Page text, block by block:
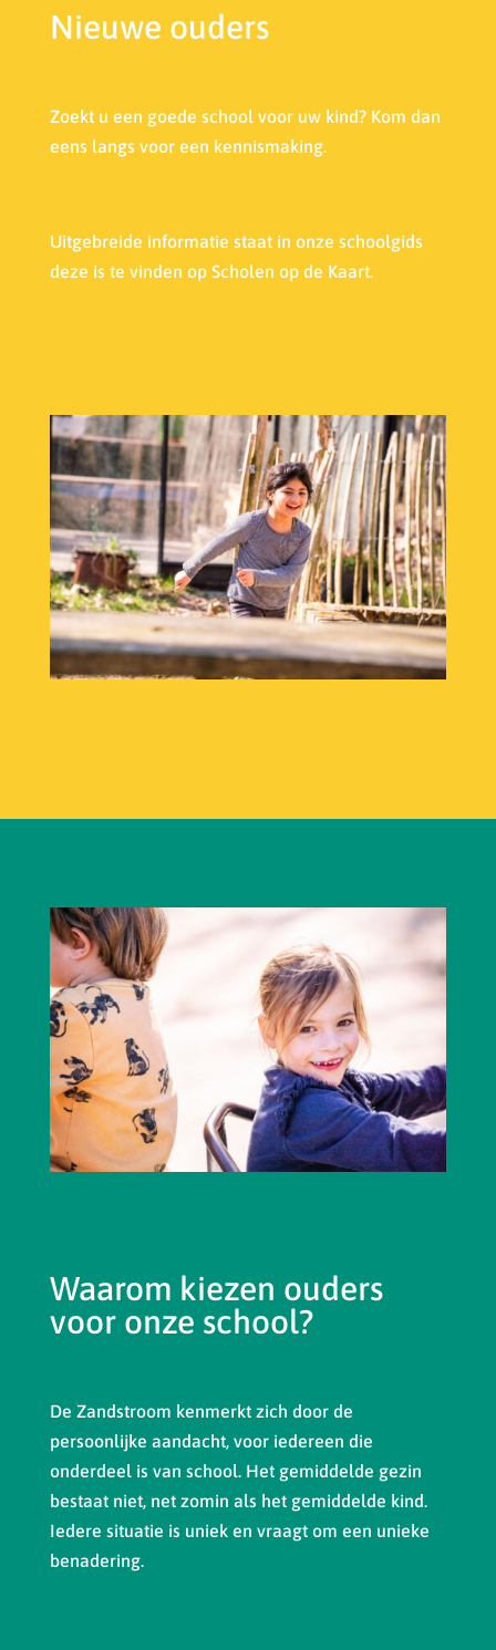
Nieuwe ouders
Zoekt u een goede school voor uw kind? Kom dan
eens langs voor een kennismaking.
Uitgebreide informatie staat in onze schoolgids
deze is te vinden op Scholen op de Kaart.
Waarom kiezen ouders
voor onze school?
De Zandstroom kenmerkt zich door de
persoonlijke aandacht, voor iedereen die
onderdeel is van school. Het gemiddelde gezin
bestaat niet, net zomin als het gemiddelde kind.
Iedere situatie is uniek en vraagt om een unieke
benadering.